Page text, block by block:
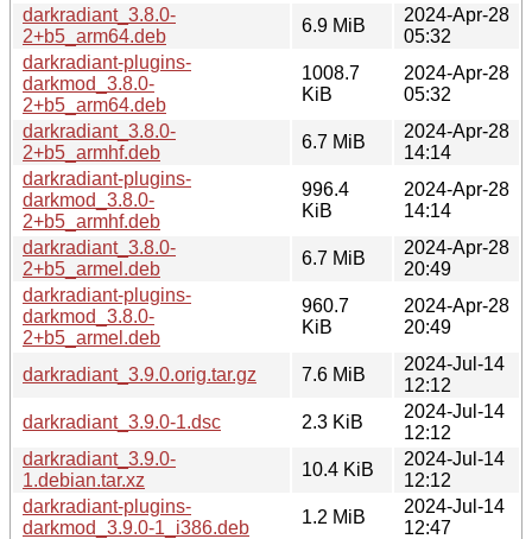
darkradiant_3.8.0-
2+b5_arm64.deb
6.9 MiB
2024-Apr-28
05:32
darkradiant-plugins-
darkmod_3.8.0-
2+b5_arm64.deb
1008.7
KiB
2024-Apr-28
05:32
darkradiant_3.8.0-
2+b5_armhf.deb
6.7 MiB
2024-Apr-28
14:14
darkradiant-plugins-
darkmod_3.8.0-
2+b5_armhf.deb
996.4
KiB
2024-Apr-28
14:14
darkradiant_3.8.0-
2+b5_armel.deb
6.7 MiB
2024-Apr-28
20:49
darkradiant-plugins-
darkmod_3.8.0-
2+b5_armel.deb
960.7
KiB
2024-Apr-28
20:49
darkradiant_3.9.0.orig.tar.gz 7.6 MiB
2024-Jul-14
12:12
darkradiant_3.9.0-1.dsc
2.3 KiB
2024-Jul-14
12:12
darkradiant_3.9.0-
1.debian.tar.xz
10.4 KiB
2024-Jul-14
12:12
darkradiant-plugins-
darkmod_3.9.0-1_i386.deb
1.2 MiB
2024-Jul-14
12:47